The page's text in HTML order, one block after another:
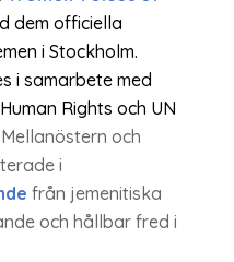
dem officiella
i Stockholm.
i samarbete med
Rights och UN
Mellanöstern och
i
från jemenitiska
och hållbar fred i